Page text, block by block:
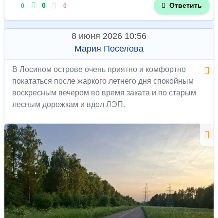
0 0 0 Ответить
8 июня 2026 10:56
Мария Поселова
В Лосином острове очень приятно и комфортно
покататься после жаркого летнего дня спокойным
воскресным вечером во время заката и по старым
лесным дорожкам и вдол ЛЭП.